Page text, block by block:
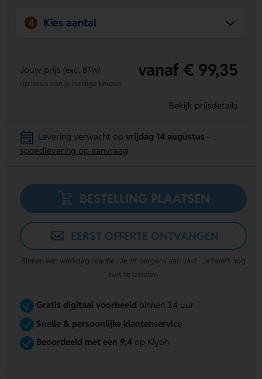
4 Kies aantal
Jouw prijs (excl. BTW) vanaf € 99,35
op basis van je huidige keuzes
Bekijk prijsdetails
Levering verwacht opvrijdag 14 augustus
spoedlevering op aanvraag
BESTELLING PLAATSEN
EERST OFFERTE ONTVANGEN
Binnen één werkdag reactie · Je zit nergens aan vast · Je hoeft nog
niet te betalen
Gratis digitaal voorbeeld binnen 24 uur
Snelle & persoonlijke klantenservice
Beoordeeld met een 9,4op Kiyoh